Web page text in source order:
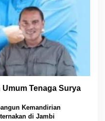
Tenaga Surya
Kemandirian
di Jambi